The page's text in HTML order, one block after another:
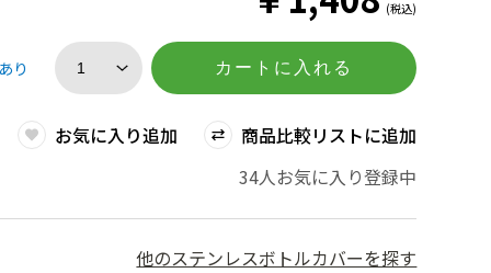
(税込)
り カートに入れる
お気に入り追加
商品比較リストに追加
34人お気に入り登録中
他のステンレスボトルカバーを探す